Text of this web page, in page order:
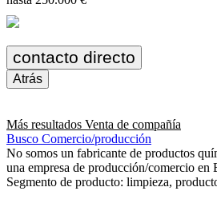
contacto directo
Atrás
Más resultados Venta de compañía
Busco Comercio/producción
No somos un fabricante de productos
una empresa de producción/comercio en
Segmento de producto: limpieza,